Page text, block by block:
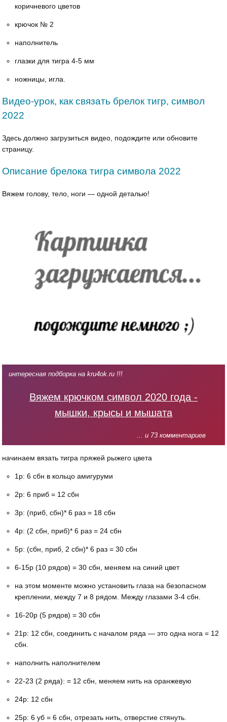
коричневого цветов
крючок № 2
наполнитель
глазки для тигра 4-5 мм
ножницы, игла.
Видео-урок, как связать брелок тигр, символ
2022
Здесь должно загрузиться видео, подождите или обновите
страницу.
Описание брелока тигра символа 2022
Вяжем голову, тело, ноги — одной деталью!
интересная подборка на kru4ok.ru !!!
Вяжем крючком символ 2020 года -
мышки, крысы и мышата
... и 73 комментариев
начинаем вязать тигра пряжей рыжего цвета
1р: 6 сбн в кольцо амигуруми
2р: 6 приб = 12 сбн
3р: (приб, сбн)* 6 раз = 18 сбн
4р: (2 сбн, приб)* 6 раз = 24 сбн
5р: (сбн, приб, 2 сбн)* 6 раз = 30 сбн
6-15р (10 рядов) = 30 сбн, меняем на синий цвет
на этом моменте можно установить глаза на безопасном
креплении, между 7 и 8 рядом. Между глазами 3-4 сбн.
16-20р (5 рядов) = 30 сбн
21р: 12 сбн, соединить с началом ряда — это одна нога = 12
сбн.
наполнить наполнителем
22-23 (2 ряда): = 12 сбн, меняем нить на оранжевую
24р: 12 сбн
25р: 6 уб = 6 сбн, отрезать нить, отверстие стянуть.